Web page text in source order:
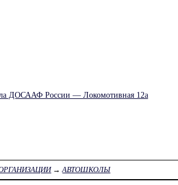
ДОСААФ России — Локомотивная 12а
→АВТОШКОЛЫ